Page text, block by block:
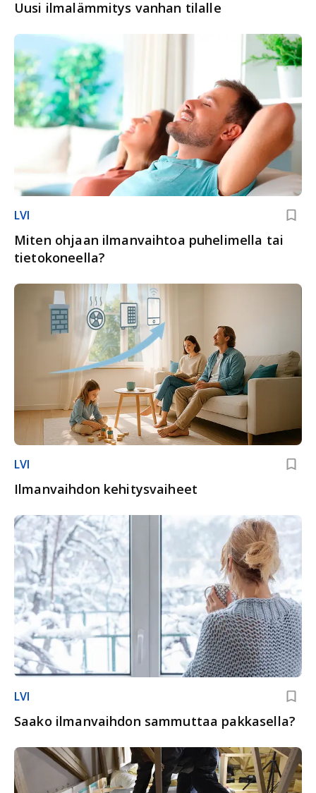
Uusi ilmalämmitys vanhan tilalle
LVI
Miten ohjaan ilmanvaihtoa puhelimella tai
tietokoneella?
LVI
Ilmanvaihdon kehitysvaiheet
LVI
Saako ilmanvaihdon sammuttaa pakkasella?